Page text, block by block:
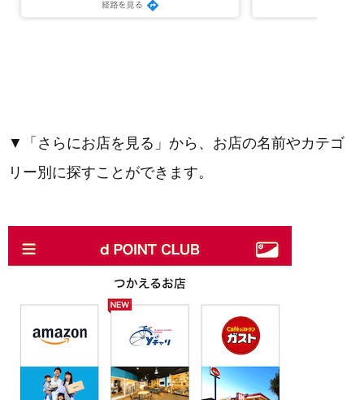
▼「さらにお店を見る」から、お店の名前やカテゴ
リー別に探すことができます。